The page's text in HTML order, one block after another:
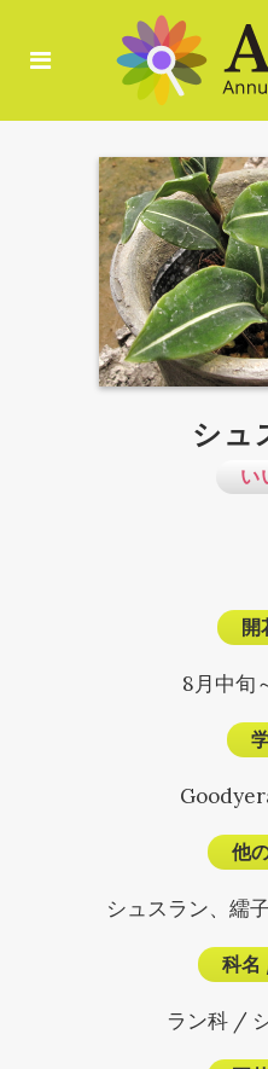
シュ
い
開
8月中旬
他
シュスラン、繻
科名
ラン科 /